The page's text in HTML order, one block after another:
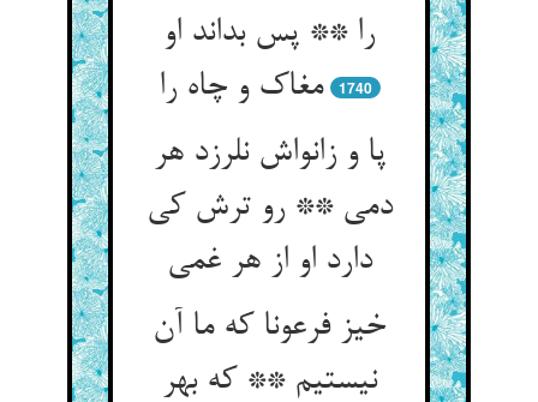
را ** پس بداند او
مغاک و چاه را
1740
پا و زانواش نلرزد هر
دمی ** رو ترش کی
دارد او از هر غمی
خیز فرعونا که ما آن
نیستیم ** که بهر